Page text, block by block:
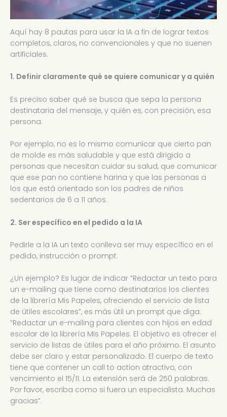
Aquí hay 8 pautas para usar la IA a fin de lograr textos
completos, claros, no convencionales y que no suenen
artificiales.
1. Definir claramente qué se quiere comunicar y a quién
Es preciso saber qué se busca que sepa la persona
destinataria del mensaje, y quién es, con precisión, esa
persona.
Por ejemplo, no es lo mismo comunicar que cierto pan
de molde es más saludable y que está dirigido a
personas que necesitan cuidar su salud, que comunicar
que ese pan no contiene harina y que las personas a
los que está orientado son los padres de niños
sedentarios de 6 a 11 años.
2. Ser específico en el pedido a la IA
Pedirle a la IA un texto conlleva ser muy específico en el
pedido, instrucción o prompt.
¿Un ejemplo? Es lugar de indicar “Redactar un texto para
un e-mailing que tiene como destinatarios los clientes
de la librería Mis Papeles, ofreciendo el servicio de lista
de útiles escolares”, es más útil un prompt que diga:
“Redactar un e-mailing para clientes con hijos en edad
escolar de la librería Mis Papeles. El objetivo es ofrecer el
servicio de listas de útiles para el año próximo. El asunto
debe ser claro y estar personalizado. El cuerpo de texto
tiene que contener un call to action atractivo, con
vencimiento el 15/11. La extensión será de 250 palabras.
Por favor, escriba como si fuera un especialista. Muchas
gracias”.